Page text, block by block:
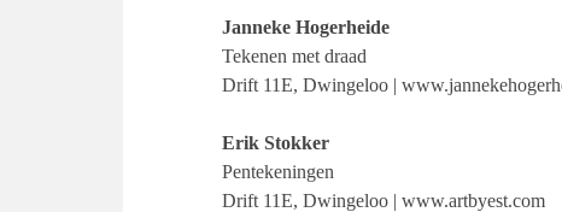
Janneke Hogerheide
Tekenen met draad
Drift 11E, Dwingeloo |
Erik Stokker
Pentekeningen
Drift 11E, Dwingeloo | www.artbyest.com